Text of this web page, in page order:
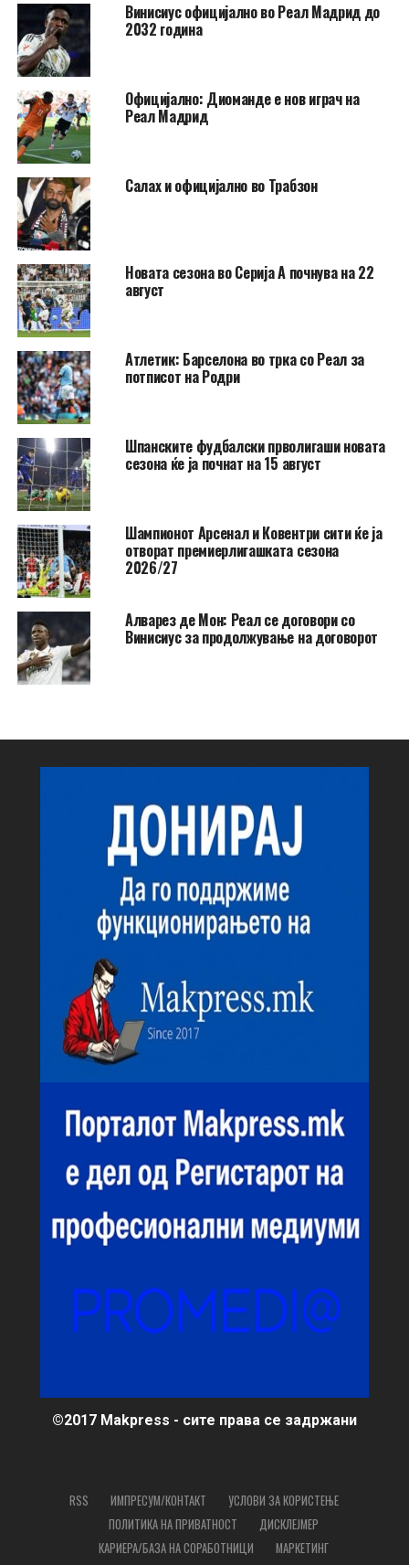
Винисиус официјално во Реал Мадрид до
2032 година
Официјално: Диоманде е нов играч на
Реал Мадрид
Салах и официјално во Трабзон
Новата сезона во Серија А почнува на 22
август
Атлетик: Барселона во трка со Реал за
потписот на Родри
Шпанските фудбалски прволигаши новата
сезона ќе ја почнат на 15 август
Шампионот Арсенал и Ковентри сити ќе ја
отворат премиерлигашката сезона
2026/27
Алварез де Мон: Реал се договори со
Винисиус за продолжување на договорот
©2017 Makpress - сите права се задржани
RSS ИМПРЕСУМ/КОНТАКТ
УСЛОВИ ЗА КОРИСТЕЊЕ
ПОЛИТИКА НА ПРИВАТНОСТ
ДИСКЛЕЈМЕР
КАРИЕРА/БАЗА НА СОРАБОТНИЦИ
МАРКЕТИНГ